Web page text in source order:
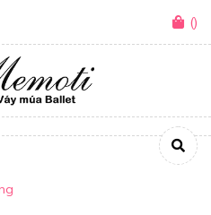
()